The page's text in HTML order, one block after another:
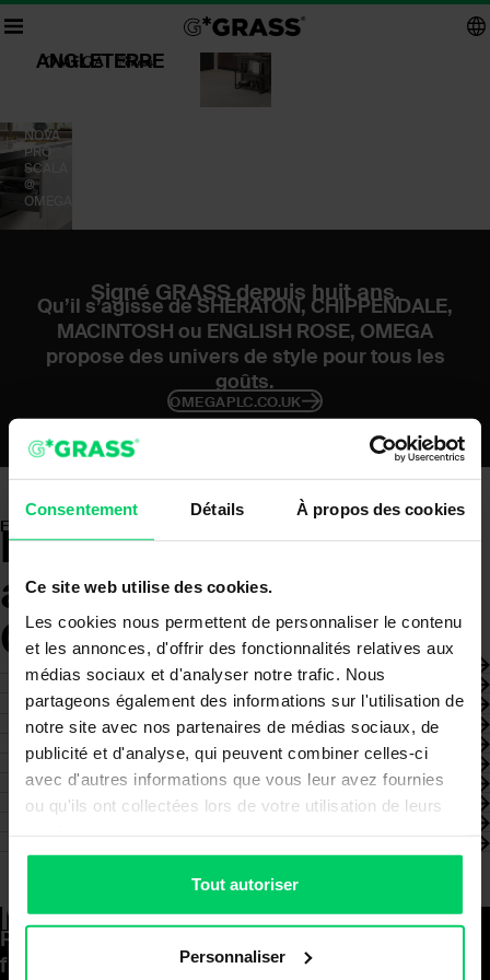
Consentement Détails À propos des cookies
Ce site web utilise des cookies.
Les cookies nous permettent de personnaliser le contenu
et les annonces, d'offrir des fonctionnalités relatives aux
médias sociaux et d'analyser notre trafic. Nous
partageons également des informations sur l'utilisation de
notre site avec nos partenaires de médias sociaux, de
publicité et d'analyse, qui peuvent combiner celles-ci
avec d'autres informations que vous leur avez fournies
ou qu'ils ont collectées lors de votre utilisation de leurs
Tout autoriser
Personnaliser
ANGLETERRE
NOVA
PRO
SCALA
@
OMEGA
Signé GRASS depuis huit ans.
Qu’il s’agisse de SHERATON, CHIPPENDALE,
MACINTOSH ou ENGLISH ROSE, OMEGA
propose des univers de style pour tous les
goûts.
OMEGAPLC.CO.UK
EXTRAORDINARY FURNITURE DESIGN.
Les meilleurs meubles
au mondesont signés
GRASS.
Moved by GRASS.
Pour développer des solutions avancées, il
faut toujours être en avance sur le présent.